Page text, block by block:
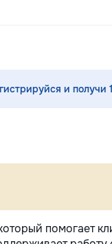
и получи
помогает